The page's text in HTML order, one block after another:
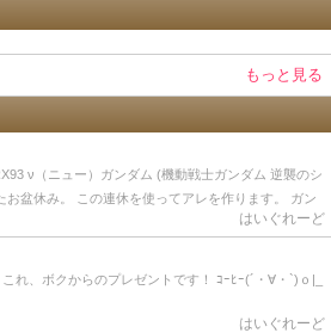
もっと見る
ν（ニュー）ガンダム (機動戦士ガンダム 逆襲のシ
お盆休み。 この連休を使ってアレを作ります。 ガン
、色んな意味で話題になった超変態級ガンプラ、
PGU） 1/60 νガンダム｣です。 2年前にPGU 初代ガ
入に加え、Amazonでの値下げ祭りに便乗して購
はいぐれーど
れ、ボクからのプレゼントです！ ｺｰﾋｰ(´・∀・`)ｏ|_
はいぐれーど